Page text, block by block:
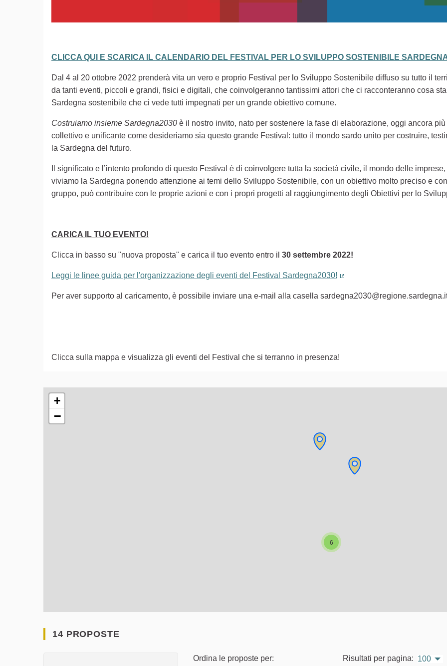
CLICCA QUI E SCARICA IL CALENDARIO DEL FESTIVAL PER LO SVILUPPO SOSTENIBILE
Dal 4 al 20 ottobre 2022 prenderà vita un vero e proprio Festival per lo Sviluppo Sostenibile diffuso su tutto il
da tanti eventi, piccoli e grandi, fisici e digitali, che coinvolgeranno tantissimi attori che ci racconteranno cosa
Sardegna sostenibile che ci vede tutti impegnati per un grande obiettivo comune.
Costruiamo insieme Sardegna2030 è il nostro invito, nato per sostenere la fase di elaborazione, oggi ancora
collettivo e unificante come desideriamo sia questo grande Festival: tutto il mondo sardo unito per costruire,
la Sardegna del futuro.
Il significato e l’intento profondo di questo Festival è di coinvolgere tutta la società civile, il mondo delle
viviamo la Sardegna ponendo attenzione ai temi dello Sviluppo Sostenibile, con un obiettivo molto preciso e
gruppo, può contribuire con le proprie azioni e con i propri progetti al raggiungimento degli Obiettivi per lo
CARICA IL TUO EVENTO!
Clicca in basso su "nuova proposta" e carica il tuo evento entro il 30 settembre 2022!
Leggi le linee guida per l'organizzazione degli eventi del Festival Sardegna2030!
Per aver supporto al caricamento, è possibile inviare una e-mail alla casella
Clicca sulla mappa e visualizza gli eventi del Festival che si terranno in presenza!
L'elemento seguente è una mappa che presenta gli elementi di questa pagina come punti della mappa.
6
+
−
14 PROPOSTE
Ordina le proposte per:
Risultati per pagina: 100